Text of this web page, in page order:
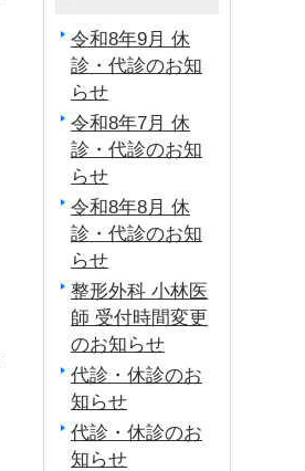
令和8年9月 休
診・代診のお知
らせ
令和8年7月 休
診・代診のお知
らせ
令和8年8月 休
診・代診のお知
らせ
整形外科 小林医
師 受付時間変更
のお知らせ
代診・休診のお
知らせ
代診・休診のお
知らせ